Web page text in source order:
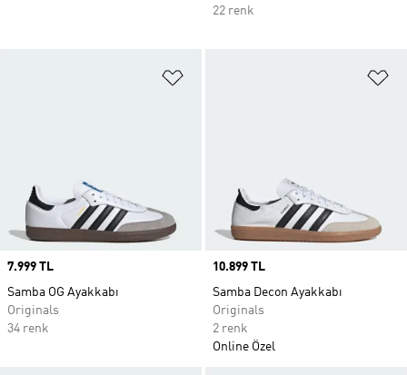
22 renk
Price
7.999 TL
Samba OG Ayakkabı
Originals
34 renk
Price
10.899 TL
Samba Decon Ayakkabı
Originals
2 renk
Online Özel